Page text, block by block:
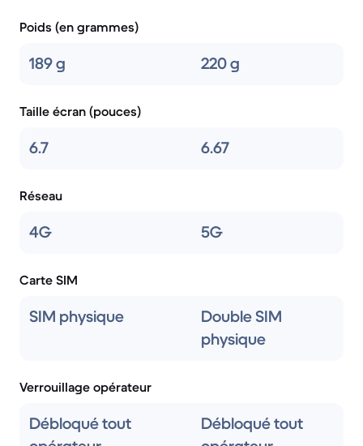
Poids (en grammes)
189 g 220 g
Taille écran (pouces)
6.7 6.67
Réseau
4G 5G
Carte SIM
SIM physique
Double SIM
physique
Verrouillage opérateur
Débloqué tout
Débloqué tout